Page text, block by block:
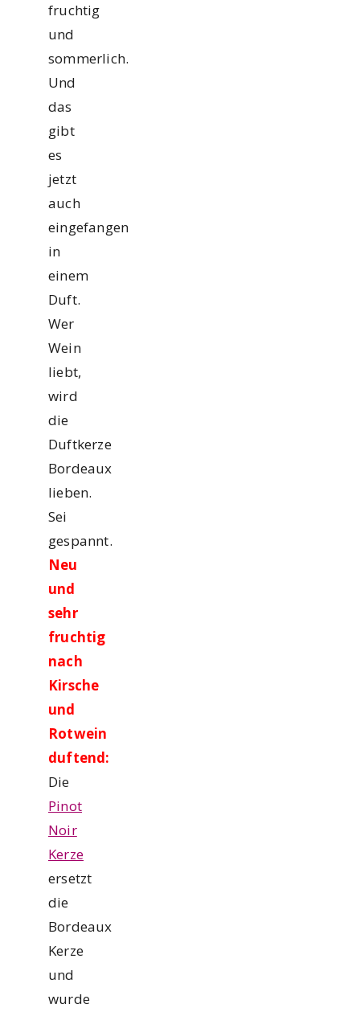
fruchtig
und
sommerlich.
Und
das
gibt
es
jetzt
auch
eingefangen
in
einem
Duft.
Wer
Wein
liebt,
wird
die
Duftkerze
Bordeaux
lieben.
Sei
gespannt.
Neu
und
sehr
fruchtig
nach
Kirsche
und
Rotwein
duftend:
Die
Pinot
Noir
Kerze
ersetzt
die
Bordeaux
Kerze
und
wurde